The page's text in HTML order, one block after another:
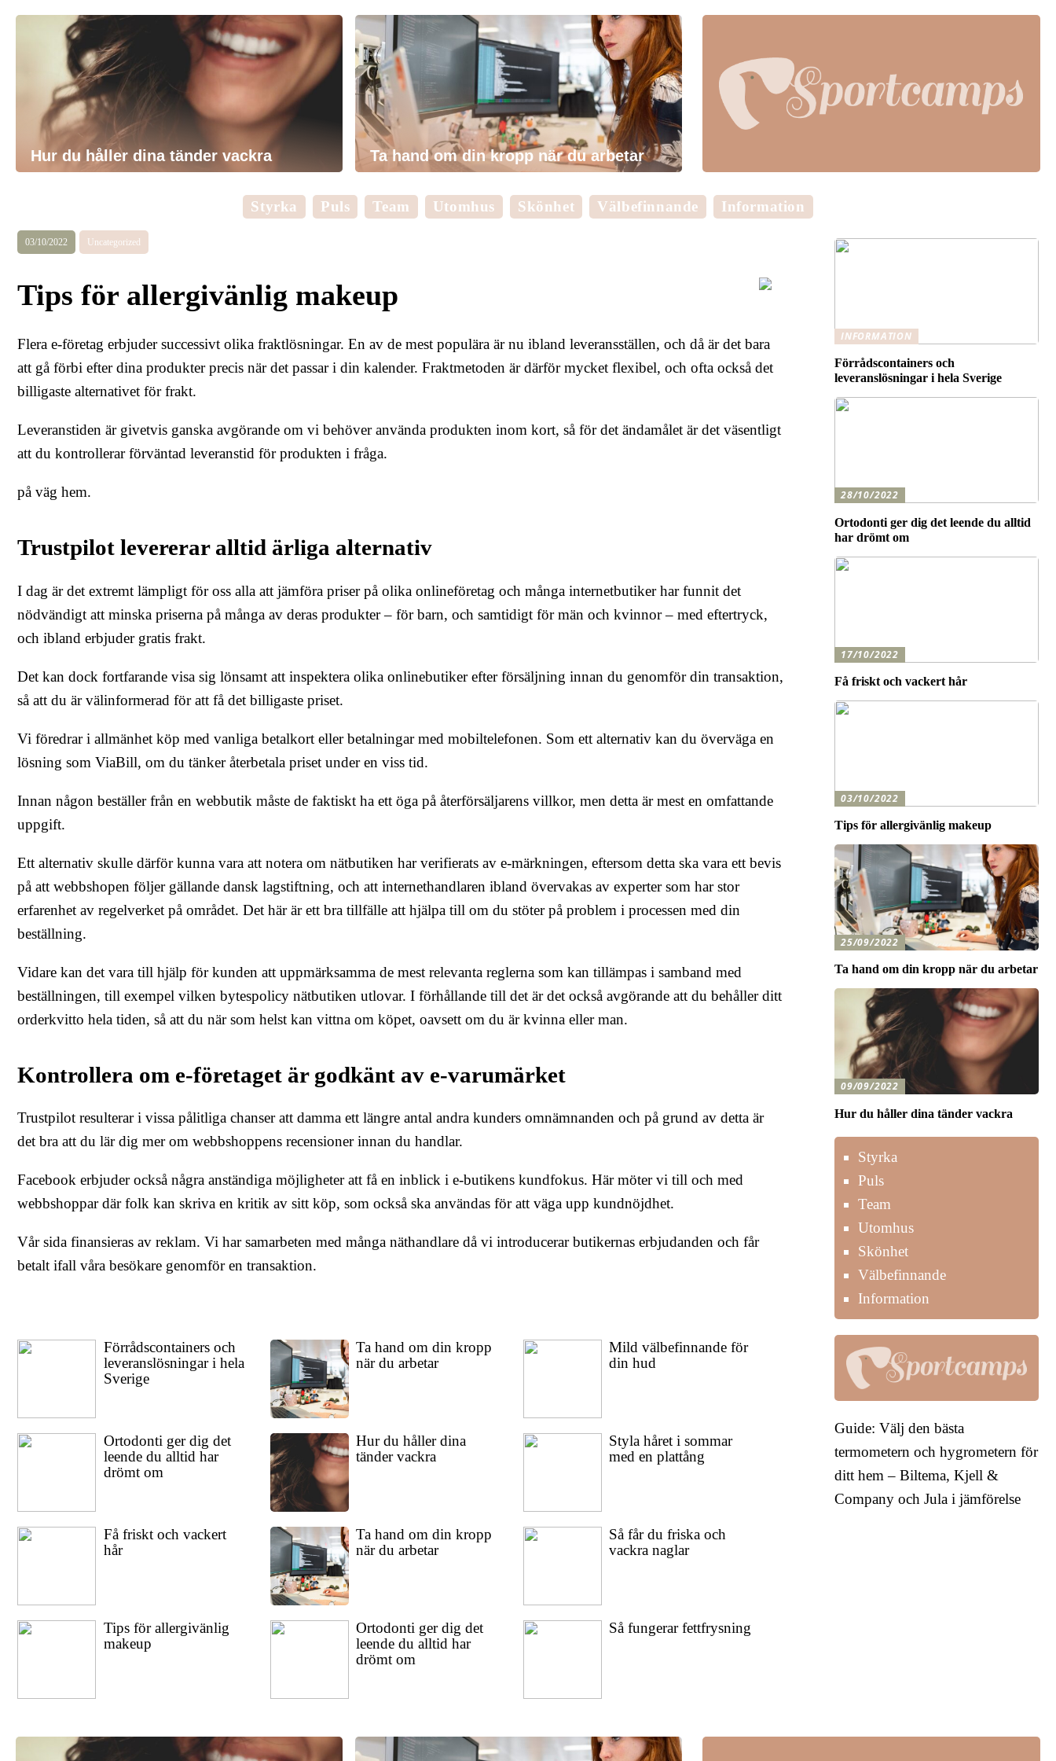
Hur du håller dina tänder vackra Ta hand om din kropp när du arbetar
Styrka Puls Team Utomhus Skönhet Välbefinnande Information
03/10/2022 Uncategorized
Tips för allergivänlig makeup
Flera e-företag erbjuder successivt olika fraktlösningar. En av de mest populära är nu ibland leveransställen, och då är det bara
att gå förbi efter dina produkter precis när det passar i din kalender. Fraktmetoden är därför mycket flexibel, och ofta också det
billigaste alternativet för frakt.
Leveranstiden är givetvis ganska avgörande om vi behöver använda produkten inom kort, så för det ändamålet är det väsentligt
att du kontrollerar förväntad leveranstid för produkten i fråga.
på väg hem.
Trustpilot levererar alltid ärliga alternativ
I dag är det extremt lämpligt för oss alla att jämföra priser på olika onlineföretag och många internetbutiker har funnit det
nödvändigt att minska priserna på många av deras produkter – för barn, och samtidigt för män och kvinnor – med eftertryck,
och ibland erbjuder gratis frakt.
Det kan dock fortfarande visa sig lönsamt att inspektera olika onlinebutiker efter försäljning innan du genomför din transaktion,
så att du är välinformerad för att få det billigaste priset.
Vi föredrar i allmänhet köp med vanliga betalkort eller betalningar med mobiltelefonen. Som ett alternativ kan du överväga en
lösning som ViaBill, om du tänker återbetala priset under en viss tid.
Innan någon beställer från en webbutik måste de faktiskt ha ett öga på återförsäljarens villkor, men detta är mest en omfattande
uppgift.
Ett alternativ skulle därför kunna vara att notera om nätbutiken har verifierats av e-märkningen, eftersom detta ska vara ett bevis
på att webbshopen följer gällande dansk lagstiftning, och att internethandlaren ibland övervakas av experter som har stor
erfarenhet av regelverket på området. Det här är ett bra tillfälle att hjälpa till om du stöter på problem i processen med din
beställning.
Vidare kan det vara till hjälp för kunden att uppmärksamma de mest relevanta reglerna som kan tillämpas i samband med
beställningen, till exempel vilken bytespolicy nätbutiken utlovar. I förhållande till det är det också avgörande att du behåller ditt
orderkvitto hela tiden, så att du när som helst kan vittna om köpet, oavsett om du är kvinna eller man.
Kontrollera om e-företaget är godkänt av e-varumärket
Trustpilot resulterar i vissa pålitliga chanser att damma ett längre antal andra kunders omnämnanden och på grund av detta är
det bra att du lär dig mer om webbshoppens recensioner innan du handlar.
Facebook erbjuder också några anständiga möjligheter att få en inblick i e-butikens kundfokus. Här möter vi till och med
webbshoppar där folk kan skriva en kritik av sitt köp, som också ska användas för att väga upp kundnöjdhet.
Vår sida finansieras av reklam. Vi har samarbeten med många näthandlare då vi introducerar butikernas erbjudanden och får
betalt ifall våra besökare genomför en transaktion.
Förrådscontainers och
leveranslösningar i hela
Sverige
Ortodonti ger dig det
leende du alltid har
drömt om
Få friskt och vackert
hår
Tips för allergivänlig
makeup
Ta hand om din kropp
när du arbetar
Hur du håller dina
tänder vackra
Ta hand om din kropp
när du arbetar
Ortodonti ger dig det
leende du alltid har
drömt om
Mild välbefinnande för
din hud
Styla håret i sommar
med en plattång
Så får du friska och
vackra naglar
Så fungerar fettfrysning
INFORMATION
Förrådscontainers och
leveranslösningar i hela Sverige
28/10/2022
Ortodonti ger dig det leende du alltid
har drömt om
17/10/2022
Få friskt och vackert hår
03/10/2022
Tips för allergivänlig makeup
25/09/2022
Ta hand om din kropp när du arbetar
09/09/2022
Hur du håller dina tänder vackra
Styrka
Puls
Team
Utomhus
Skönhet
Välbefinnande
Information
Guide: Välj den bästa
termometern och hygrometern för
ditt hem – Biltema, Kjell &
Company och Jula i jämförelse